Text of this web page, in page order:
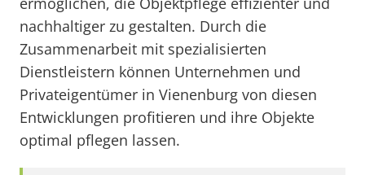
nachhaltiger zu gestalten. Durch die
Zusammenarbeit mit spezialisierten
Dienstleistern können Unternehmen und
Privateigentümer in Vienenburg von diesen
Entwicklungen profitieren und ihre Objekte
optimal pflegen lassen.